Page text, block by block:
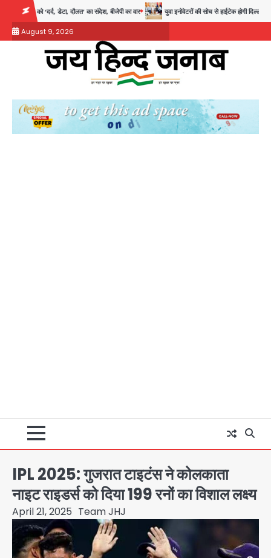
content
डेटा, दौलत’ का संदेश, बीजेपी का वार युवा इनोवेटरों की सोच से हाईटेक होगी दिल्ली पुलिस
August 9, 2026
IPL 2025: गुजरात टाइटंस ने कोलकाता
नाइट राइडर्स को दिया 199 रनों का विशाल लक्ष्य
April 21, 2025 Team JHJ